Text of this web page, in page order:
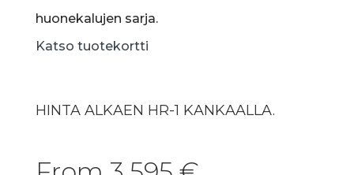
huonekalujen sarja.
Katso tuotekortti
HINTA ALKAEN HR-1 KANKAALLA.